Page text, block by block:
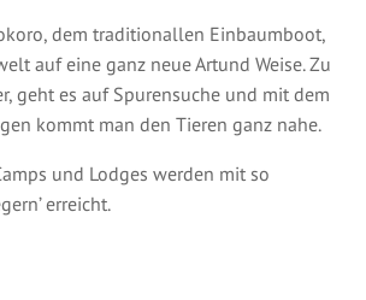
dem traditionallen Einbaumboot,
auf eine ganz neue Artund Weise. Zu
geht es auf Spurensuche und mit dem
kommt man den Tieren ganz nahe.
und Lodges werden mit so
erreicht.